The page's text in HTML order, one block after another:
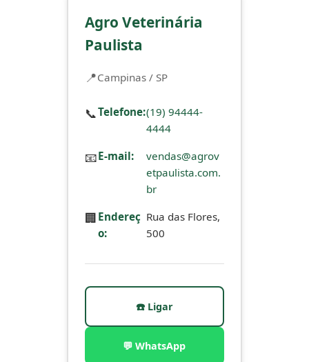
Agro Veterinária
Paulista
Campinas / SP
📞Telefone:(19) 94444-
4444
📧E-mail:
vendas@agrov
etpaulista.com.
br
🏢 Endereç
o:
Rua das Flores,
500
☎️ Ligar
💬 WhatsApp